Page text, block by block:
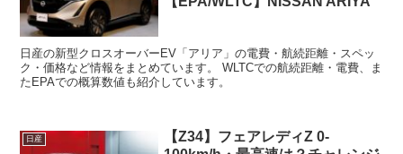
日産の新型クロスオーバーEV「アリア」の電費・航続距離・スペッ
ク・価格など情報をまとめています。 WLTCでの航続距離・電費、ま
たEPAでの概算数値も紹介しています。
日産
【Z34】フェアレディZ 0-